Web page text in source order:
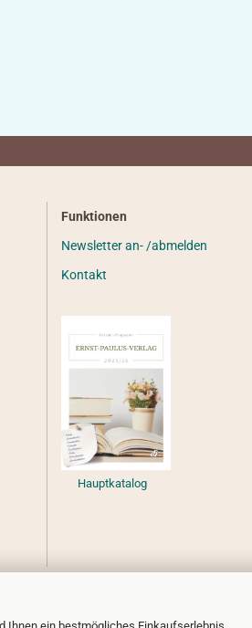
Ihnen ein bestmögliches Einkaufserlebnis
Funktionen
Newsletter an- /abmelden
Kontakt
Hauptkatalog